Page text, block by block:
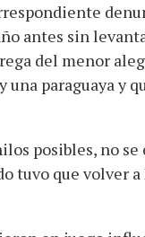
antes sin
del menor
paraguaya y
posibles, no
tuvo que volver a